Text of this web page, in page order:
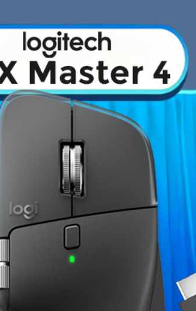
ARGB de 120
démarque par
de 16 LED
idéal pour les
des nuisances
Fiche technique
Vitesse max.
Débit max.
Bruit max.
Marque
Références spécifiques